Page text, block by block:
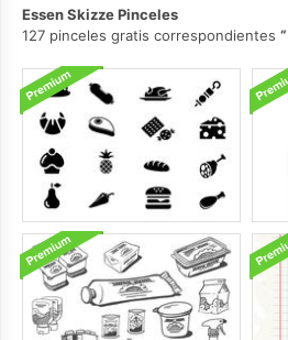
Essen Skizze Pinceles
127 pinceles gratis correspondientes